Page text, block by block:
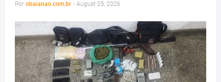
Por obaianao.com.br - August 05, 2026